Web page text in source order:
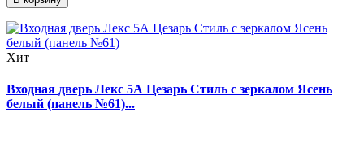
Хит
Входная дверь Лекс 5А Цезарь Стиль с зеркалом Ясень
белый (панель №61)...